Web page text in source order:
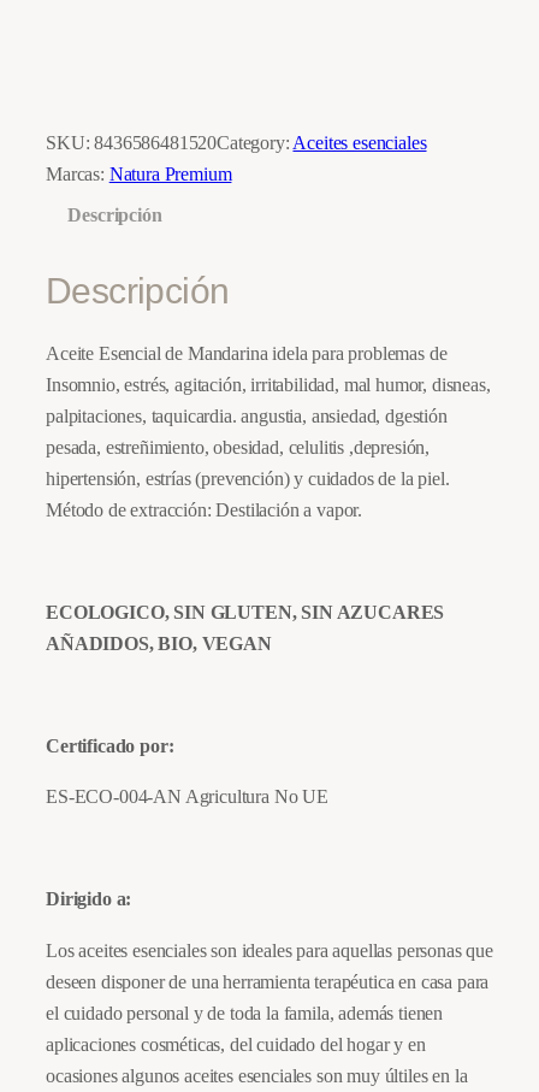
E
s
l
M
a
n
d
a
n
a
B
1
m
l
.
c
a
SKU: 8436586481520Category:Aceites esenciales
Marcas: Natura Premium
Descripción
Descripción
Aceite Esencial de Mandarina idela para problemas de
Insomnio, estrés, agitación, irritabilidad, mal humor, disneas,
palpitaciones, taquicardia. angustia, ansiedad, dgestión
pesada, estreñimiento, obesidad, celulitis ,depresión,
hipertensión, estrías (prevención) y cuidados de la piel.
Método de extracción: Destilación a vapor.
ECOLOGICO, SIN GLUTEN, SIN AZUCARES
AÑADIDOS, BIO, VEGAN
Certificado por:
ES-ECO-004-AN Agricultura No UE
Dirigido a:
Los aceites esenciales son ideales para aquellas personas que
deseen disponer de una herramienta terapéutica en casa para
el cuidado personal y de toda la famila, además tienen
aplicaciones cosméticas, del cuidado del hogar y en
ocasiones algunos aceites esenciales son muy últiles en la